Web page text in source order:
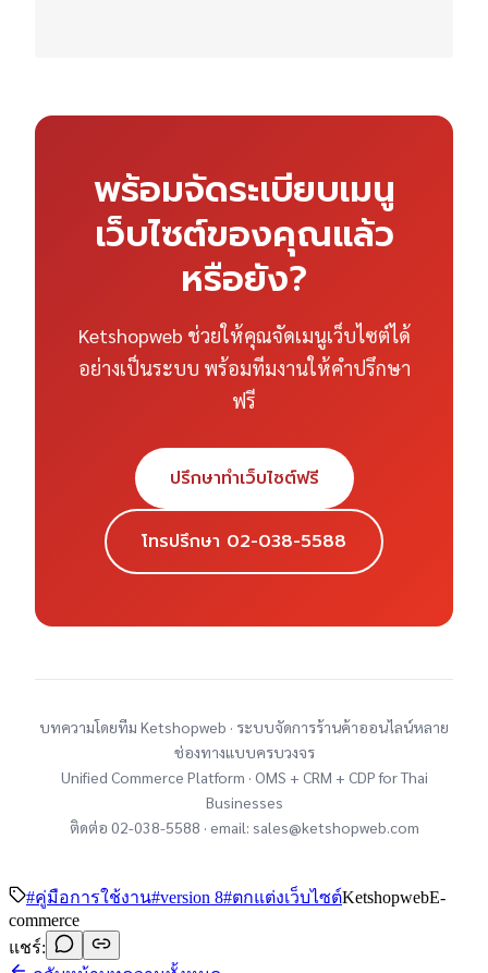
พร้อมจัดระเบียบเมนู
เว็บไซต์ของคุณแล้ว
หรือยัง?
Ketshopweb ช่วยให้คุณจัดเมนูเว็บไซต์ได้
อย่างเป็นระบบ พร้อมทีมงานให้คำปรึกษา
ฟรี
ปรึกษาทำเว็บไซต์ฟรี
โทรปรึกษา 02-038-5588
บทความโดยทีม Ketshopweb · ระบบจัดการร้านค้าออนไลน์หลาย
ช่องทางแบบครบวงจร
Unified Commerce Platform · OMS + CRM + CDP for Thai
Businesses
ติดต่อ 02-038-5588 · email: sales@ketshopweb.com
#คู่มือการใช้งาน#version 8#ตกแต่งเว็บไซต์KetshopwebE-
commerce
แชร์: